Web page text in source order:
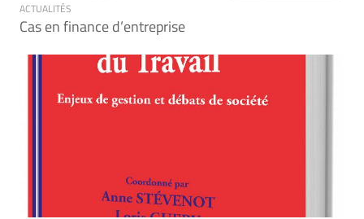
ACTUALITÉS
Cas en finance d’entreprise